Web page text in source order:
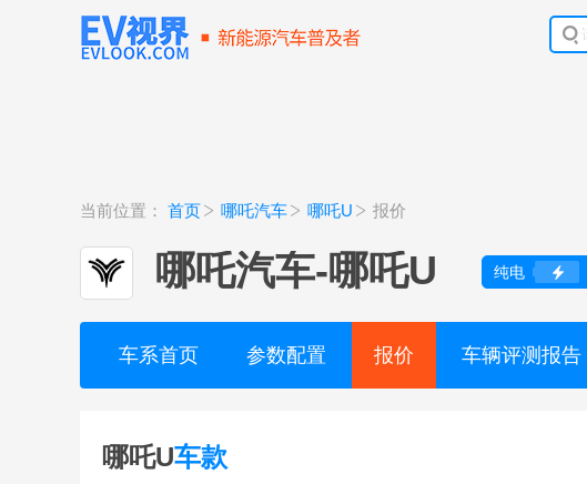
当前位置： 首页 哪吒汽车 哪吒U 报价
哪吒汽车-哪吒U 纯电
车系首页 参数配置 报价 车辆评测报告
哪吒U车款